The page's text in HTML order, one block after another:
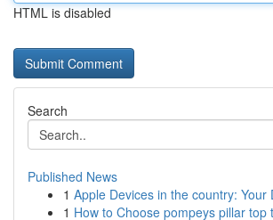
HTML is disabled
Search
Published News
1 Apple Devices in the country: Your
1 How to Choose pompeys pillar top